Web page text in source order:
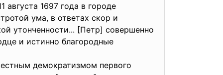
1697 года в городе
ума, в ответах скор и
утонченности... [Петр] совершенно
и истинно благородные
демократизмом первого